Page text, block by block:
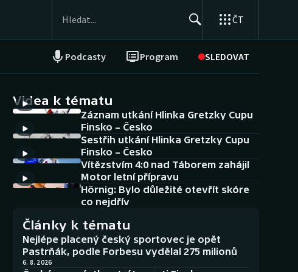
ČT
Podcasty Program SLEDOVAT
NEPŘEHLÉDNĚTE
Historické návraty
Aplikace ČT sport
AZ kvíz
Videa k tématu
Záznam utkání Hlinka Gretzky Cupu
Finsko – Česko
Sestřih utkání Hlinka Gretzky Cupu
Finsko – Česko
Vítězstvím 4:0 nad Táborem zahájil
Motor letní přípravu
Hörnig: Bylo důležité otevřít skóre
co nejdřív
Články k tématu
Nejlépe placený český sportovec je opět
Pastrňák, podle Forbesu vydělal 275 milionů
6. 8. 2026